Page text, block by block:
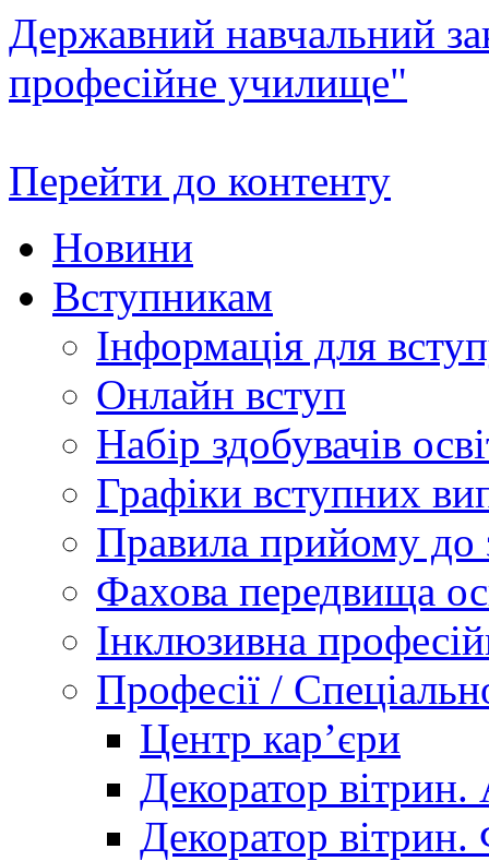
Державний навчальний
професійне училище"
Перейти до контенту
Новини
Вступникам
Інформація для
Онлайн вступ
Набір здобувачів
Графіки вступних
Правила прийому до
Фахова передвища
Інклюзивна
Професії /
Центр кар’єри
Декоратор вітрин.
Декоратор вітрин.